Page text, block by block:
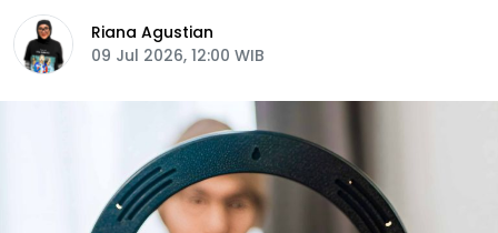
Riana Agustian
09 Jul 2026, 12:00 WIB